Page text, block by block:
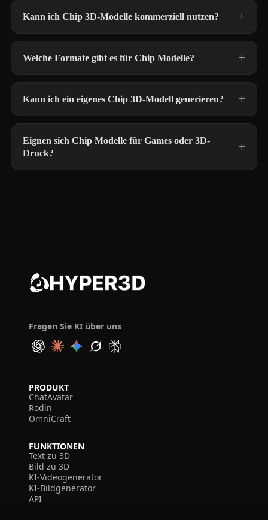
Kann ich Chip 3D-Modelle kommerziell nutzen?
Welche Formate gibt es für Chip Modelle?
Kann ich ein eigenes Chip 3D-Modell generieren?
Eignen sich Chip Modelle für Games oder 3D-
Druck?
Fragen Sie KI über uns
PRODUKT
ChatAvatar
Rodin
OmniCraft
FUNKTIONEN
Text zu 3D
Bild zu 3D
KI-Videogenerator
KI-Bildgenerator
API